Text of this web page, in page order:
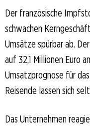
Der französische
schwachen
Umsätze spürbar ab.
auf 32,1 Millionen Euro
Umsatzprognose für
Reisende lassen sich
Das Unternehmen